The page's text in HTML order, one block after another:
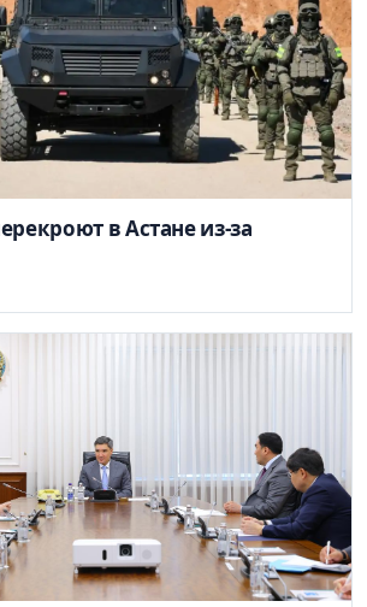
в Астане из-за